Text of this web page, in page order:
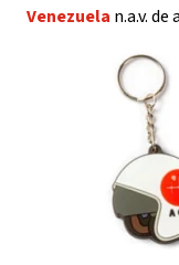
Venezuela n.a.v.